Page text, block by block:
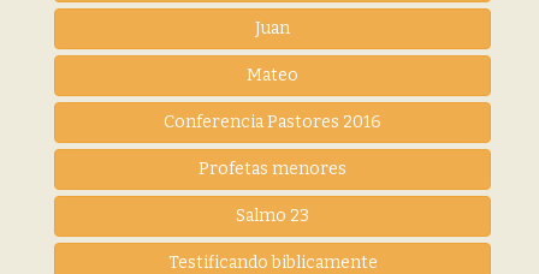
Juan
Mateo
Conferencia Pastores 2016
Profetas menores
Salmo 23
Testificando biblicamente